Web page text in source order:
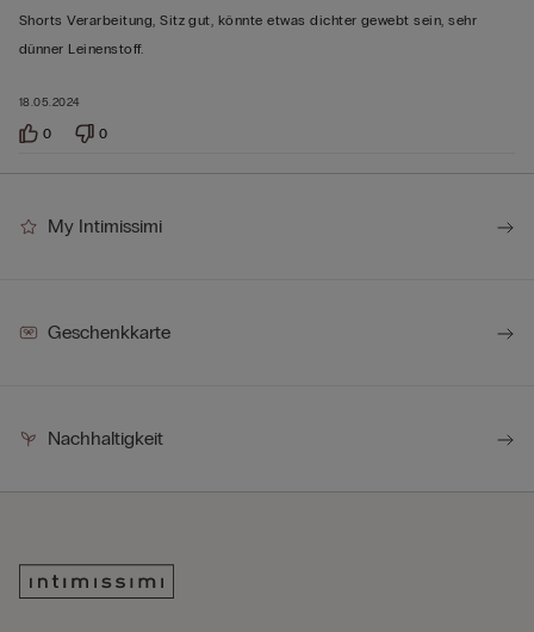
von
5
18.05.2024
Shorts Verarbeitung, Sitz gut, könnte etwas dichter gewebt sein, sehr
dünner Leinenstoff.
0 0
My Intimissimi
Geschenkkarte
Nachhaltigkeit